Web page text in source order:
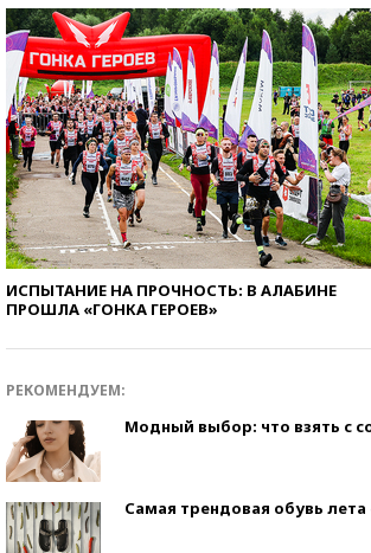
ИСПЫТАНИЕ НА ПРОЧНОСТЬ: В АЛАБИНЕ
ПРОШЛА «ГОНКА ГЕРОЕВ»
РЕКОМЕНДУЕМ:
Модный выбор: что взять с
Самая трендовая обувь лета